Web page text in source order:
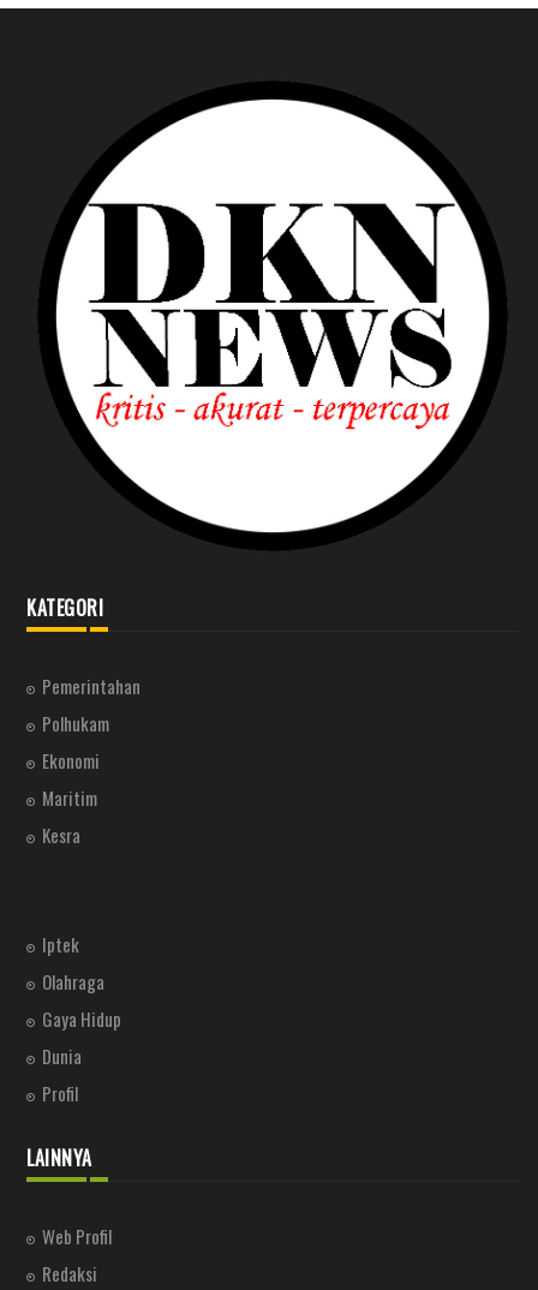
KATEGORI
Pemerintahan
Polhukam
Ekonomi
Maritim
Kesra
Iptek
Olahraga
Gaya Hidup
Dunia
Profil
LAINNYA
Web Profil
Redaksi